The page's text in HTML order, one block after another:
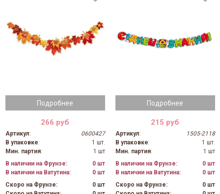
Подробнее
266 руб
Артикул:
0600427
В упаковке:
1 шт.
Мин. партия:
1 шт
В наличии на Фрунзе:
0 шт
В наличии на Ватутина:
0 шт
Скоро на Фрунзе:
0 шт
Подробнее
215 руб
Артикул:
1505-2118
В упаковке:
1 шт.
Мин. партия:
1 шт
В наличии на Фрунзе:
0 шт
В наличии на Ватутина:
0 шт
Скоро на Фрунзе:
0 шт